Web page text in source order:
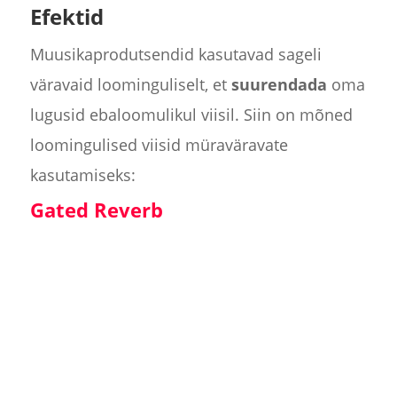
Efektid
Muusikaprodutsendid kasutavad sageli
väravaid loominguliselt, et suurendada oma
lugusid ebaloomulikul viisil. Siin on mõned
loomingulised viisid müraväravate
kasutamiseks:
Gated Reverb